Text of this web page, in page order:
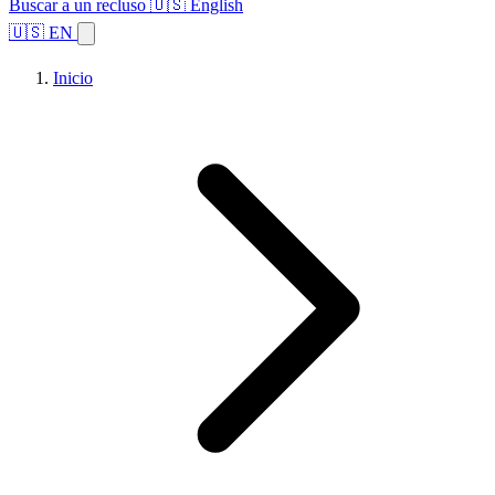
Buscar a un recluso 🇺🇸 English
🇺🇸 EN
Inicio